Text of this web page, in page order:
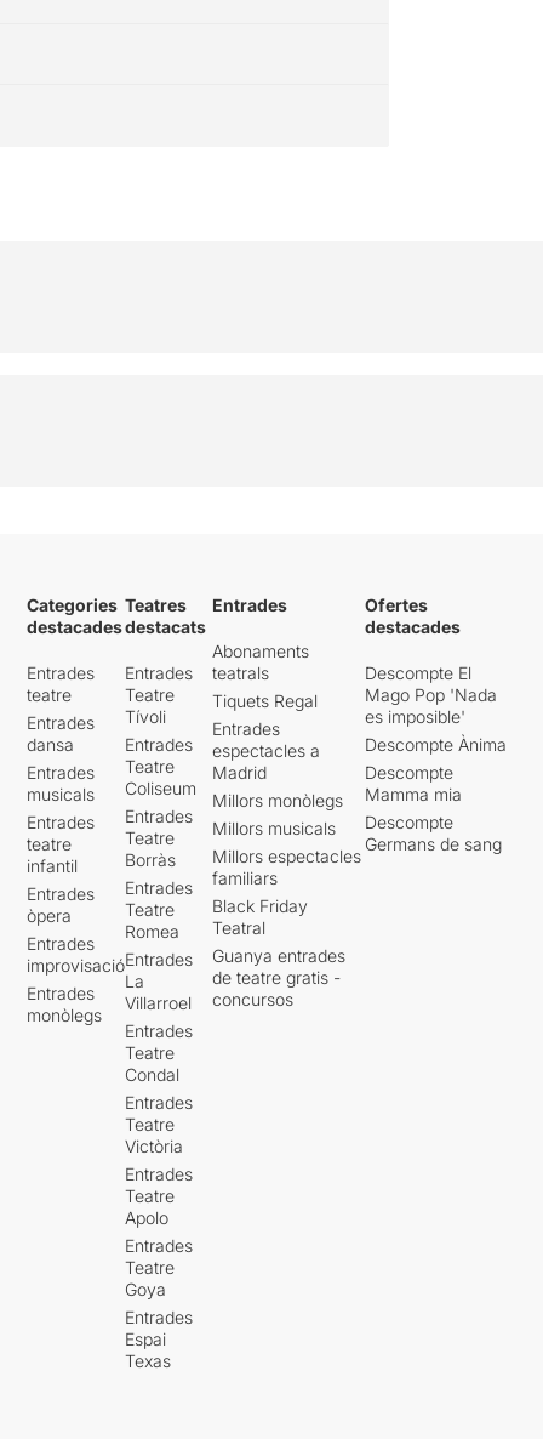
Categories
destacades
Entrades
teatre
Entrades
dansa
Entrades
musicals
Entrades
teatre
infantil
Entrades
òpera
Entrades
improvisació
Entrades
monòlegs
Teatres
destacats
Entrades
Teatre
Tívoli
Entrades
Teatre
Coliseum
Entrades
Teatre
Borràs
Entrades
Teatre
Romea
Entrades
La
Villarroel
Entrades
Teatre
Condal
Entrades
Teatre
Victòria
Entrades
Teatre
Apolo
Entrades
Teatre
Goya
Entrades
Espai
Texas
Entrades
Abonaments
teatrals
Tiquets Regal
Entrades
espectacles a
Madrid
Millors monòlegs
Millors musicals
Millors espectacles
familiars
Black Friday
Teatral
Guanya entrades
de teatre gratis -
concursos
Ofertes
destacades
Descompte El
Mago Pop 'Nada
es imposible'
Descompte Ànima
Descompte
Mamma mia
Descompte
Germans de sang